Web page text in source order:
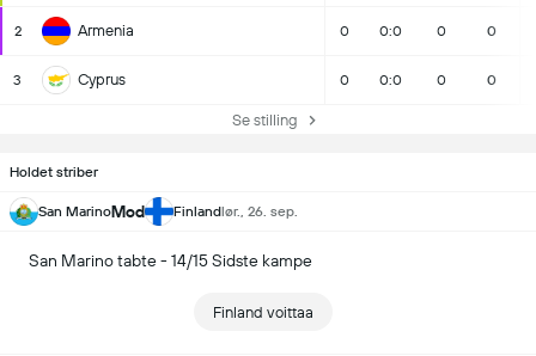
2 Armenia 0 0:0 0 0
3 Cyprus 0 0:0 0 0
Se stilling
Holdet striber
San MarinoMod Finlandlør., 26. sep.
San Marino tabte - 14/15 Sidste kampe
Finland voittaa